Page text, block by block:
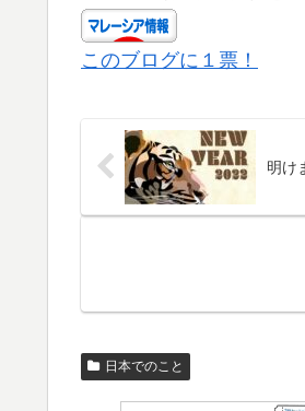
このブログに１票！
明け
日本でのこと